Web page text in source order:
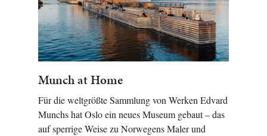
Munch at Home
Für die weltgrößte Sammlung von Werken Edvard
Munchs hat Oslo ein neues Museum gebaut – das
auf sperrige Weise zu Norwegens Maler und